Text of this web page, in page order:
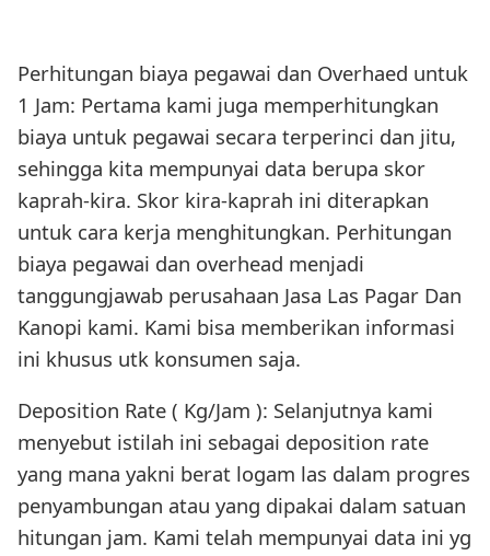
Perhitungan biaya pegawai dan Overhaed untuk
1 Jam: Pertama kami juga memperhitungkan
biaya untuk pegawai secara terperinci dan jitu,
sehingga kita mempunyai data berupa skor
kaprah-kira. Skor kira-kaprah ini diterapkan
untuk cara kerja menghitungkan. Perhitungan
biaya pegawai dan overhead menjadi
tanggungjawab perusahaan Jasa Las Pagar Dan
Kanopi kami. Kami bisa memberikan informasi
ini khusus utk konsumen saja.
Deposition Rate ( Kg/Jam ): Selanjutnya kami
menyebut istilah ini sebagai deposition rate
yang mana yakni berat logam las dalam progres
penyambungan atau yang dipakai dalam satuan
hitungan jam. Kami telah mempunyai data ini yg